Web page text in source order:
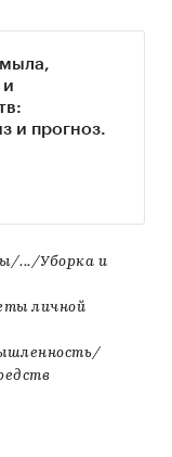
и прогноз.
.../Уборка и
личной